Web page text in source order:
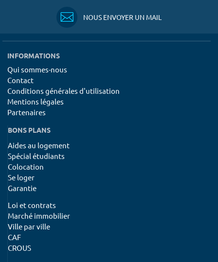
NOUS ENVOYER UN MAIL
INFORMATIONS
Qui sommes-nous
Contact
Conditions générales d'utilisation
Mentions légales
Partenaires
BONS PLANS
Aides au logement
Spécial étudiants
Colocation
Se loger
Garantie
Loi et contrats
Marché immobilier
Ville par ville
CAF
CROUS